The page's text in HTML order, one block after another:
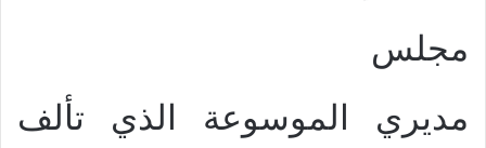
مجلس
مديري الموسوعة الذي تألف